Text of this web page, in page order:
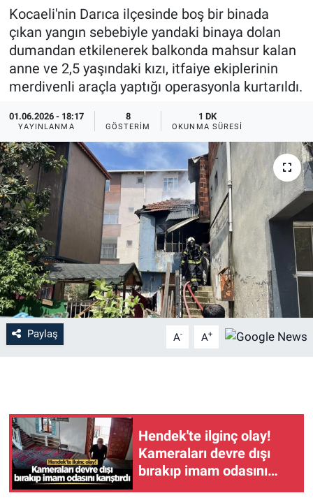
Kocaeli'nin Darıca ilçesinde boş bir binada
çıkan yangın sebebiyle yandaki binaya dolan
dumandan etkilenerek balkonda mahsur kalan
anne ve 2,5 yaşındaki kızı, itfaiye ekiplerinin
merdivenli araçla yaptığı operasyonla kurtarıldı.
01.06.2026 - 18:17
YAYINLANMA
8
GÖSTERIM
1 DK
OKUNMA SÜRESI
Paylaş A- A+
Hendek'te ilginç olay!
Kameraları devre dışı
bırakıp imam odasını
karıştırdı